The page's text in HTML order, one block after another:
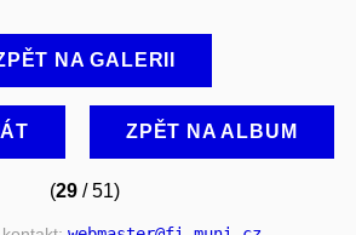
NA GALERII
ZPĚT NA ALBUM
(29 / 51)